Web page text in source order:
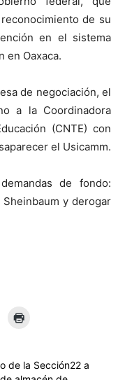
de su
en el sistema
en Oaxaca.
de negociación, el
a la Coordinadora
(CNTE) con
el Usicamm.
de fondo:
y derogar
de la Sección22 a